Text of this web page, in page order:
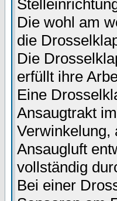
Die wohl am
die
Die
erfüllt ihre
Eine
Ansaugtrakt
Verwinkelung,
Ansaugluft
vollständig
Bei einer